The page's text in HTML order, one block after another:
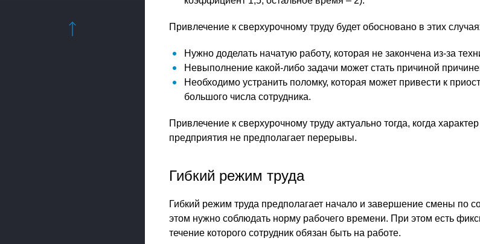
Привлечение к сверхурочному труду будет обосновано в этих
Нужно доделать начатую работу, которая не закончена из-за
Невыполнение какой-либо задачи может стать причиной
Необходимо устранить поломку, которая может привести к
большого числа сотрудника.
Привлечение к сверхурочному труду актуально тогда, когда
предприятия не предполагает перерывы.
Гибкий режим труда
Гибкий режим труда предполагает начало и завершение смены по
этом нужно соблюдать норму рабочего времени. При этом есть
течение которого сотрудник обязан быть на работе.